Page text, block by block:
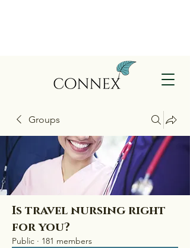
Groups
Is travel nursing right
for you?
Public · 181 members